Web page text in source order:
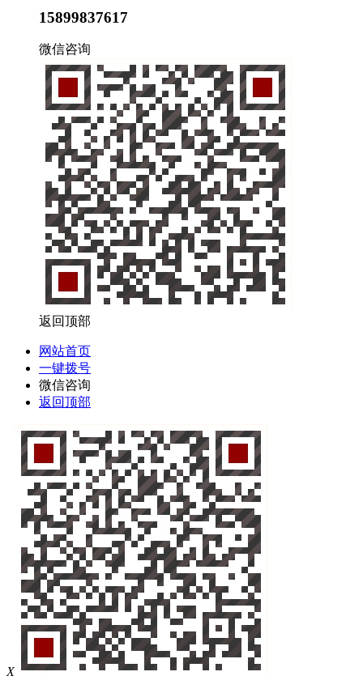
15899837617
微信咨询
返回顶部
网站首页
一键拨号
微信咨询
返回顶部
X